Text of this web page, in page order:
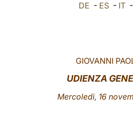
DE - ES- IT-
GIOVANNI
UDIENZA
Mercoledì, 16